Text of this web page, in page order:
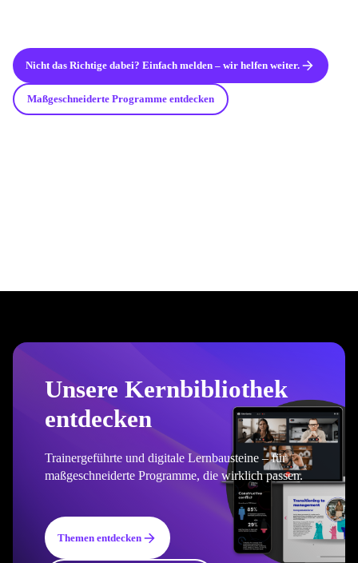
Nicht das Richtige dabei? Einfach melden – wir helfen weiter.
Maßgeschneiderte Programme entdecken
Unsere Kernbibliothek
entdecken
Trainergeführte und digitale Lernbausteine – für
maßgeschneiderte Programme, die wirklich passen.
Themen entdecken